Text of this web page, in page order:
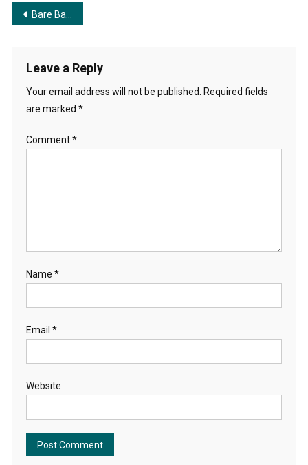
Post
Bare Bare Ke Jeno Dake | বারে বারে কে যেন ডাকে
Leave a Reply
Your email address will not be published.
Required fields
are marked *
Comment*
Name *
Email *
Website